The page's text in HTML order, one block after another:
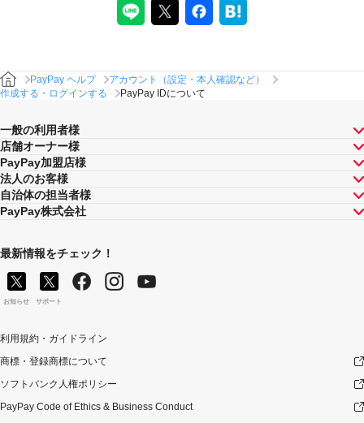
PayPay ヘルプ
アカウント（設定・本人確認など）
作成する・ログインする
PayPay IDについて
一般の利用者様
店舗オーナー様
PayPay加盟店様
法人のお客様
自治体の担当者様
PayPay株式会社
最新情報をチェック！
お知らせ サポート
利用規約・ガイドライン
商標・登録商標について
ソフトバンク人権ポリシー
PayPay Code of Ethics & Business Conduct